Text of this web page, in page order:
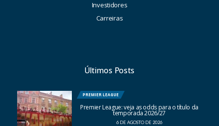
Investidores
Carreiras
Últimos Posts
PREMIER LEAGUE
Premier League: veja as odds para o título da
temporada 2026/27
6 DE AGOSTO DE 2026